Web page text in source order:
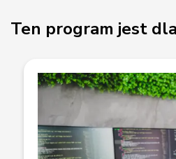
Ten program jest